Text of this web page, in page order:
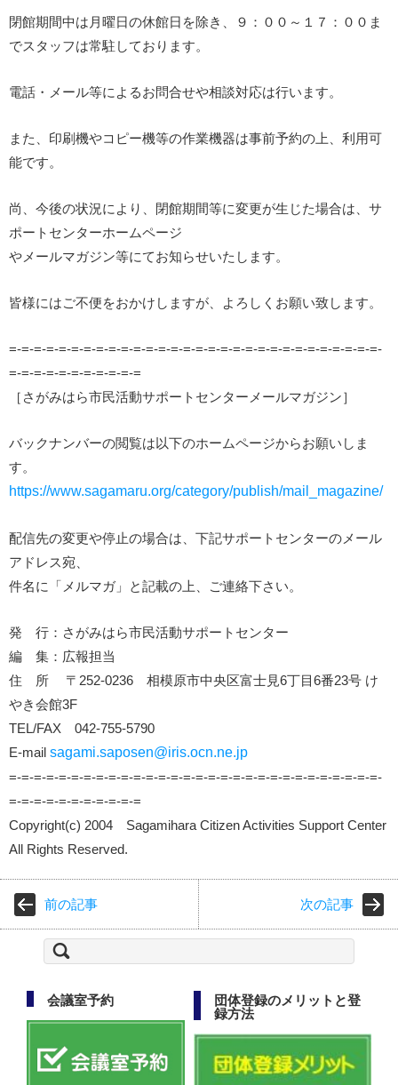
閉館期間中は月曜日の休館日を除き、９：００～１７：００ま
でスタッフは常駐しております。
電話・メール等によるお問合せや相談対応は行います。
また、印刷機やコピー機等の作業機器は事前予約の上、利用可
能です。
尚、今後の状況により、閉館期間等に変更が生じた場合は、サ
ポートセンターホームページ
やメールマガジン等にてお知らせいたします。
皆様にはご不便をおかけしますが、よろしくお願い致します。
=-=-=-=-=-=-=-=-=-=-=-=-=-=-=-=-=-=-=-=-=-=-=-=-=-=-=-=-=-=-
=-=-=-=-=-=-=-=-=-=-=
［さがみはら市民活動サポートセンターメールマガジン］
バックナンバーの閲覧は以下のホームページからお願いしま
す。
https://www.sagamaru.org/category/publish/mail_magazine/
配信先の変更や停止の場合は、下記サポートセンターのメール
アドレス宛、
件名に「メルマガ」と記載の上、ご連絡下さい。
発 行：さがみはら市民活動サポートセンター
編 集：広報担当
住 所 〒252-0236 相模原市中央区富士見6丁目6番23号 け
やき会館3F
TEL/FAX 042-755-5790
E-mail sagami.saposen@iris.ocn.ne.jp
=-=-=-=-=-=-=-=-=-=-=-=-=-=-=-=-=-=-=-=-=-=-=-=-=-=-=-=-=-=-
=-=-=-=-=-=-=-=-=-=-=
Copyright(c) 2004 Sagamihara Citizen Activities Support Center
All Rights Reserved.
前の記事 次の記事
検
索:
会議室予約
団体登録のメリットと登
録方法